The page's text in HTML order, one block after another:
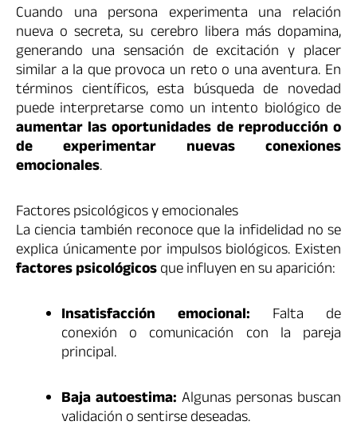
Cuando una persona experimenta una relación
nueva o secreta, su cerebro libera más dopamina,
generando una sensación de excitación y placer
similar a la que provoca un reto o una aventura. En
términos científicos, esta búsqueda de novedad
puede interpretarse como un intento biológico de
aumentar las oportunidades de reproducción o
de experimentar nuevas conexiones
emocionales.
Factores psicológicos y emocionales
La ciencia también reconoce que la infidelidad no se
explica únicamente por impulsos biológicos. Existen
factores psicológicosque influyen en su aparición:
Insatisfacción emocional: Falta de
conexión o comunicación con la pareja
principal.
Baja autoestima: Algunas personas buscan
validación o sentirse deseadas.